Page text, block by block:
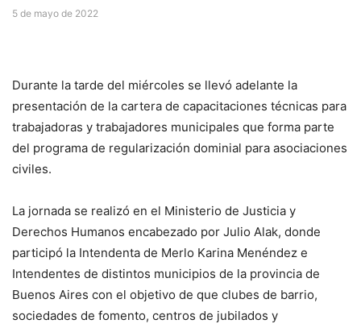
5 de mayo de 2022
Durante la tarde del miércoles se llevó adelante la
presentación de la cartera de capacitaciones técnicas para
trabajadoras y trabajadores municipales que forma parte
del programa de regularización dominial para asociaciones
civiles.
La jornada se realizó en el Ministerio de Justicia y
Derechos Humanos encabezado por Julio Alak, donde
participó la Intendenta de Merlo Karina Menéndez e
Intendentes de distintos municipios de la provincia de
Buenos Aires con el objetivo de que clubes de barrio,
sociedades de fomento, centros de jubilados y